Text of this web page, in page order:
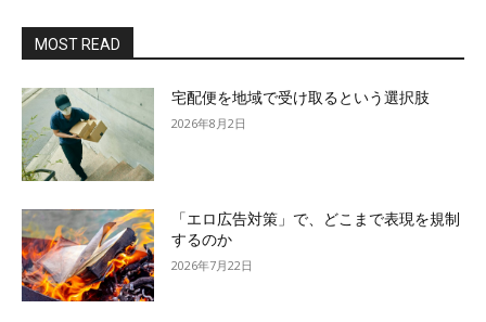
MOST READ
宅配便を地域で受け取るという選択肢
2026年8月2日
「エロ広告対策」で、どこまで表現を規制
するのか
2026年7月22日